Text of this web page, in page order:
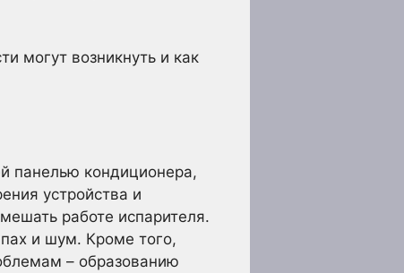
могут возникнуть и как
панелью кондиционера,
устройства и
работе испарителя.
и шум. Кроме того,
– образованию